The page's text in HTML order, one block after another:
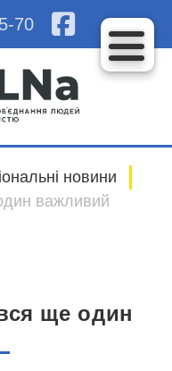
70
новини
важливий
ще один